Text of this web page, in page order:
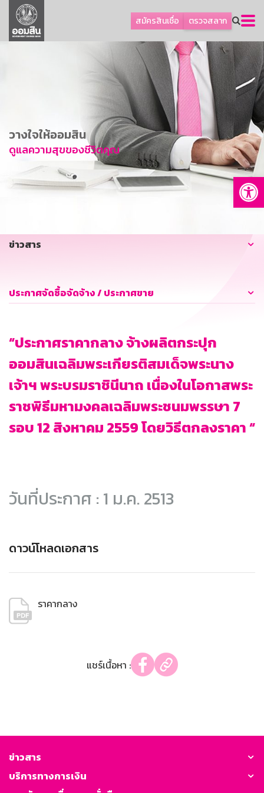
สมัครสินเชื่อ ตรวจสลาก
ลูกค้าธุรกิจ
ลูกค้าผู้ประกอบรายย่อย
การพัฒนาที่ยั่งยืน
ข่าวสาร
บริการทางการเงิน
อื่นๆ
วางใจให้ออมสิน
ดูแลความสุขของชีวิตคุณ
ข่าวสาร
ประกาศจัดซื้อจัดจ้าง / ประกาศขาย
“ประกาศราคากลาง จ้างผลิตกระปุก
ออมสินเฉลิมพระเกียรติสมเด็จพระนาง
เจ้าฯ พระบรมราชินีนาถ เนื่องในโอกาสพระ
ราชพิธีมหามงคลเฉลิมพระชนมพรรษา 7
รอบ 12 สิงหาคม 2559 โดยวิธีตกลงราคา “
วันที่ประกาศ : 1 ม.ค. 2513
ดาวน์โหลดเอกสาร
ราคากลาง
แชร์เนื้อหา :
ข่าวสาร
บริการทางการเงิน